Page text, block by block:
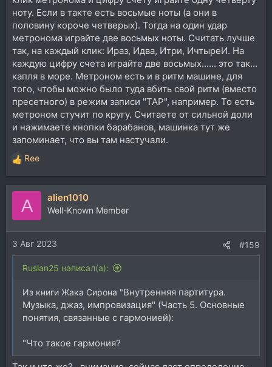
ноту. Если в такте есть восьмые ноты (а они в
половину короче четверых). Тогда на один удар
метронома играйте две восьмых ноты. Считать лучше
так, на каждый клик: Ираз, Идва, Итри, ИчтыреИ. На
каждую цифру счета играйте две восьмых...... это так...
капля в море. Метроном есть и в ритм машине, для
того, чтобы можно было туда вбить свой ритм (вместо
пресетного) в режим записи "TAP", например. То есть
метроном стучит по кругу. Считаете от сильной доли
и нажимаете кнопки барабанов, машинка тут же
запоминает, что вы там настучали.
Р
е
а
и
и
:
Ree
A alien1010
Well-Known Member
3 Авг 2023 #159
Ruslan25 написал(а):
Из книги Жака Сирона "Внутренняя партитура.
Музыка, джаз, импровизация" (Часть 5. Основные
понятия, связанные с гармонией):
"Что такое гармония?